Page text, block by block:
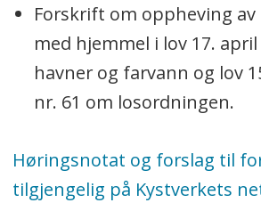
Forskrift om oppheving
med hjemmel i lov 17.
havner og farvann og lov
nr. 61 om losordningen.
Høringsnotat og forslag til
tilgjengelig på Kystverkets